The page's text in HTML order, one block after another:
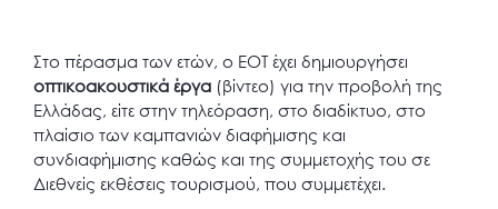
Στο πέρασμα των ετών, ο ΕΟΤ έχει δημιουργήσει
οπτικοακουστικά έργα (βίντεο) για την προβολή της
Ελλάδας, είτε στην τηλεόραση, στο διαδίκτυο, στο
πλαίσιο των καμπανιών διαφήμισης και
συνδιαφήμισης καθώς και της συμμετοχής του σε
Διεθνείς εκθέσεις τουρισμού, που συμμετέχει.